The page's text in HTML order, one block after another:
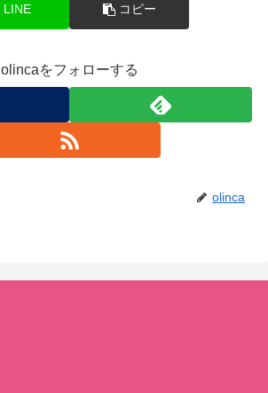
LINE コピー
olincaをフォローする
olinca